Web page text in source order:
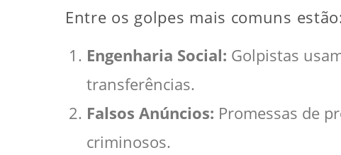
Entre os golpes mais comuns
Engenharia Social: Golpistas
transferências.
Falsos Anúncios: Promessas de
criminosos.